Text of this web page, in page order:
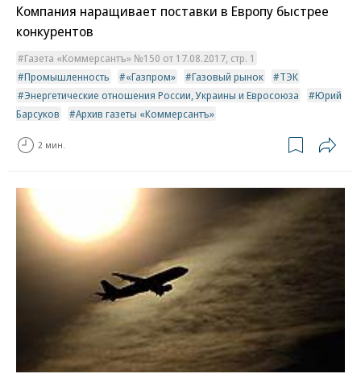
Компания наращивает поставки в Европу быстрее
конкурентов
Газета «Коммерсантъ» №150 от 17.08.2017, стр. 1
Промышленность
«Газпром» Газовый рынок
ТЭК
Энергетические отношения России, Украины и Евросоюза
Юрий
Барсуков
Архив газеты «Коммерсантъ»
2 мин.